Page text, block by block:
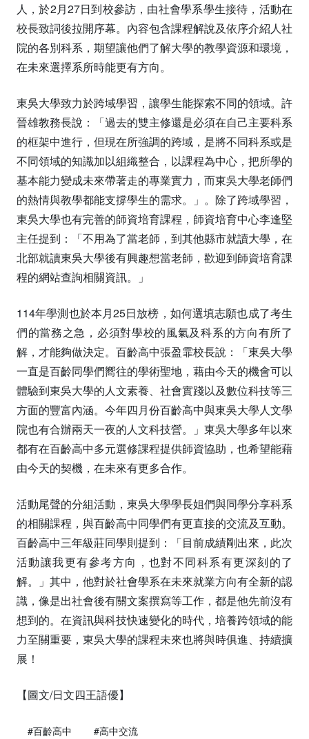
人，於2月27日到校參訪，由社會學系學生接待，活動在
校長致詞後拉開序幕。內容包含課程解說及依序介紹人社
院的各別科系，期望讓他們了解大學的教學資源和環境，
在未來選擇系所時能更有方向。
東吳大學致力於跨域學習，讓學生能探索不同的領域。許
晉雄教務長說：「過去的雙主修還是必須在自己主要科系
的框架中進行，但現在所強調的跨域，是將不同科系或是
不同領域的知識加以組織整合，以課程為中心，把所學的
基本能力變成未來帶著走的專業實力，而東吳大學老師們
的熱情與教學都能支撐學生的需求。」。除了跨域學習，
東吳大學也有完善的師資培育課程，師資培育中心李逢堅
主任提到：「不用為了當老師，到其他縣市就讀大學，在
北部就讀東吳大學後有興趣想當老師，歡迎到師資培育課
程的網站查詢相關資訊。」
114年學測也於本月25日放榜，如何選填志願也成了考生
們的當務之急，必須對學校的風氣及科系的方向有所了
解，才能夠做決定。百齡高中張盈霏校長說：「東吳大學
一直是百齡同學們嚮往的學術聖地，藉由今天的機會可以
體驗到東吳大學的人文素養、社會實踐以及數位科技等三
方面的豐富內涵。今年四月份百齡高中與東吳大學人文學
院也有合辦兩天一夜的人文科技營。」東吳大學多年以來
都有在百齡高中多元選修課程提供師資協助，也希望能藉
由今天的契機，在未來有更多合作。
活動尾聲的分組活動，東吳大學學長姐們與同學分享科系
的相關課程，與百齡高中同學們有更直接的交流及互動。
百齡高中三年級莊同學則提到：「目前成績剛出來，此次
活動讓我更有參考方向，也對不同科系有更深刻的了
解。」其中，他對於社會學系在未來就業方向有全新的認
識，像是出社會後有關文案撰寫等工作，都是他先前沒有
想到的。在資訊與科技快速變化的時代，培養跨領域的能
力至關重要，東吳大學的課程未來也將與時俱進、持續擴
展！
【圖文/日文四王語優】
#百齡高中 #高中交流